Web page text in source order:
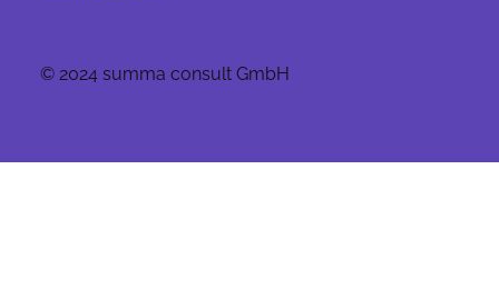
© 2024 summa consult GmbH